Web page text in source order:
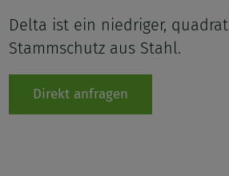
Delta ist ein niedriger,
Stammschutz aus Stahl.
Direkt anfragen